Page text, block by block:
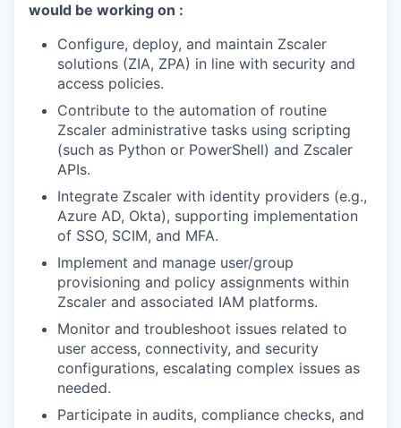
would be working on :
Configure, deploy, and maintain Zscaler
solutions (ZIA, ZPA) in line with security and
access policies.
Contribute to the automation of routine
Zscaler administrative tasks using scripting
(such as Python or PowerShell) and Zscaler
APIs.
Integrate Zscaler with identity providers (e.g.,
Azure AD, Okta), supporting implementation
of SSO, SCIM, and MFA.
Implement and manage user/group
provisioning and policy assignments within
Zscaler and associated IAM platforms.
Monitor and troubleshoot issues related to
user access, connectivity, and security
configurations, escalating complex issues as
needed.
Participate in audits, compliance checks, and